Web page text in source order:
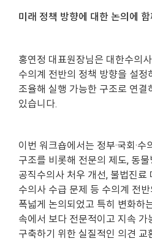
미래 정책 방향에 대한 논의에
홍연정 대표원장님은 대한수의사
수의계 전반의 정책 방향을 설정
조율해 실행 가능한 구조로 연
있습니다.
이번 워크숍에서는 정부·국회·
구조를 비롯해 전문의 제도, 동
공직수의사 처우 개선, 불법진료
수의사 수급 문제 등 수의계 전반
폭넓게 논의되었고 특히 변화하
속에서 보다 전문적이고 지속 가
구축하기 위한 실질적인 의견 교